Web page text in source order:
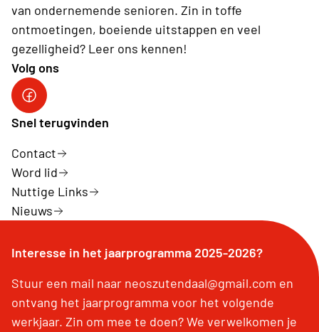
van ondernemende senioren. Zin in toffe
ontmoetingen, boeiende uitstappen en veel
gezelligheid? Leer ons kennen!
Volg ons
Facebook Neos Zutendaal
Snel terugvinden
Contact
Word lid
Nuttige Links
Nieuws
Interesse in het jaarprogramma 2025-2026?
Stuur een mail naar neoszutendaal@gmail.com en
ontvang het jaarprogramma voor het volgende
werkjaar. Zin om mee te doen? We verwelkomen je